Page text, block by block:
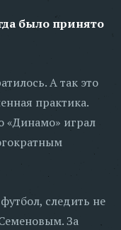
было принято
А так это
практика.
«Динамо» играл
следить не
За